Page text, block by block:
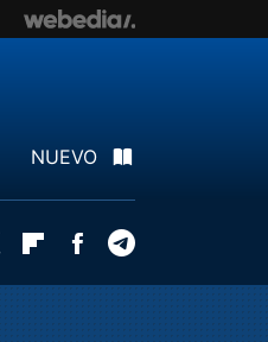
NUEVO
Twitter FlipboardFacebook